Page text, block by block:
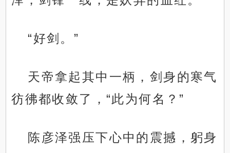
“好剑。”
天帝拿起其中一柄，剑身的寒气
彷彿都收敛了，“此为何名？”
陈彦泽强压下心中的震撼，躬身